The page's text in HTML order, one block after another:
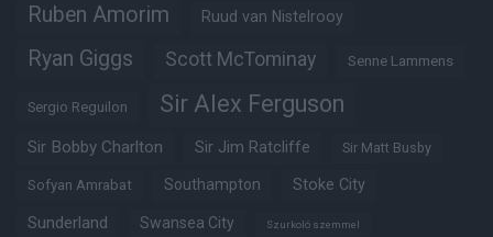
Ruben Amorim Ruud van Nistelrooy
Ryan Giggs Scott McTominay Senne Lammens
Sergio Reguilon Sir Alex Ferguson
Sir Bobby Charlton Sir Jim Ratcliffe Sir Matt Busby
Sofyan Amrabat Southampton Stoke City
Sunderland Swansea City Szurkoló szemmel